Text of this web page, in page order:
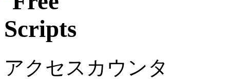
アクセスカウンタ